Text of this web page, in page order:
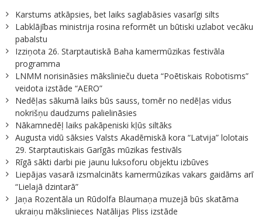
Karstums atkāpsies, bet laiks saglabāsies vasarīgi silts
Labklājības ministrija rosina reformēt un būtiski uzlabot vecāku
pabalstu
Izziņota 26. Starptautiskā Baha kamermūzikas festivāla
programma
LNMM norisināsies mākslinieču dueta “Poētiskais Robotisms”
veidota izstāde “AERO”
Nedēļas sākumā laiks būs sauss, tomēr no nedēļas vidus
nokrišņu daudzums palielināsies
Nākamnedēļ laiks pakāpeniski kļūs siltāks
Augusta vidū sāksies Valsts Akadēmiskā kora “Latvija” lolotais
29. Starptautiskais Garīgās mūzikas festivāls
Rīgā sākti darbi pie jaunu luksoforu objektu izbūves
Liepājas vasarā izsmalcināts kamermūzikas vakars gaidāms arī
“Lielajā dzintarā”
Jaņa Rozentāla un Rūdolfa Blaumaņa muzejā būs skatāma
ukraiņu mākslinieces Natālijas Pliss izstāde